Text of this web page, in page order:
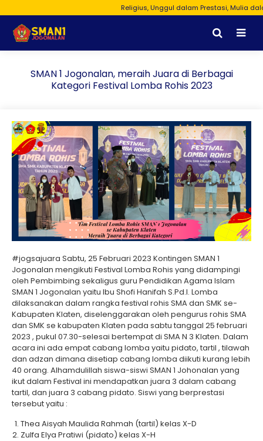
Religius, Unggul dalam Prestasi, Mulia
SMAN 1 Jogonalan, meraih Juara di Berbagai
Kategori Festival Lomba Rohis 2023
#jogsajuara Sabtu, 25 Februari 2023 Kontingen SMAN 1
Jogonalan mengikuti Festival Lomba Rohis yang didampingi
oleh Pembimbing sekaligus guru Pendidikan Agama Islam
SMAN 1 Jogonalan yaitu Ibu Shofi Hanifah S.Pd.I. Lomba
dilaksanakan dalam rangka festival rohis SMA dan SMK se-
Kabupaten Klaten, diselenggarakan oleh pengurus rohis SMA
dan SMK se kabupaten Klaten pada sabtu tanggal 25 februari
2023 , pukul 07.30-selesai bertempat di SMA N 3 Klaten. Dalam
acara ini ada empat cabang lomba yaitu pidato, tartil , tilawah
dan adzan dimana disetiap cabang lomba diikuti kurang lebih
40 orang. Alhamdulillah siswa-siswi SMAN 1 Johonalan yang
ikut dalam Festival ini mendapatkan juara 3 dalam cabang
tartil, dan juara 3 cabang pidato. Siswi yang berprestasi
tersebut yaitu :
Thea Aisyah Maulida Rahmah (tartil) kelas X-D
Zulfa Elya Pratiwi (pidato) kelas X-H